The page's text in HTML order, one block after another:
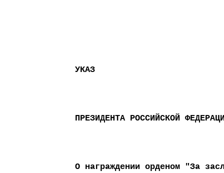
УКАЗ
ПРЕЗИДЕНТА РОССИЙСКОЙ
О награждении орденом "За